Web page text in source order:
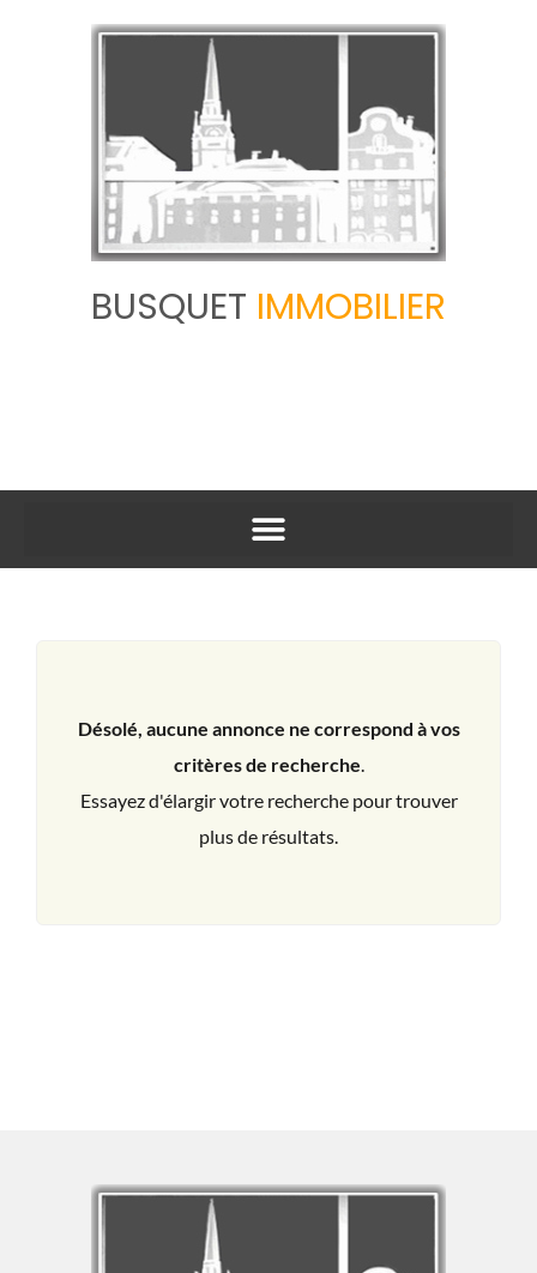
BUSQUET IMMOBILIER
Désolé, aucune annonce ne correspond à vos
critères de recherche.
Essayez d'élargir votre recherche pour trouver
plus de résultats.